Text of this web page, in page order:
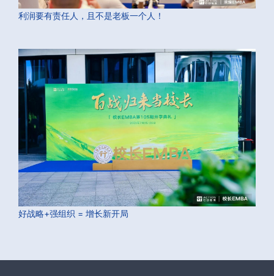
利润要有责任人，且不是老板一个人！
好战略+强组织 = 增长新开局